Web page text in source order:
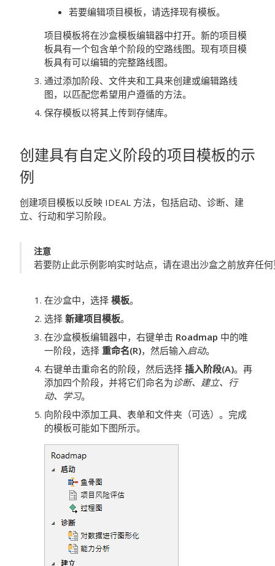
若要编辑项目模板，请选择现有模板。
项目模板将在沙盒模板编辑器中打开。新的项目模
板具有一个包含单个阶段的空路线图。现有项目模
板具有可以编辑的完整路线图。
通过添加阶段、文件夹和工具来创建或编辑路线
图，以匹配您希望用户遵循的方法。
保存模板以将其上传到存储库。
创建具有自定义阶段的项目模板的示
例
创建项目模板以反映 IDEAL 方法，包括启动、诊断、建
立、行动和学习阶段。
注意
若要防止此示例影响实时站点，请在退出沙盒之前放弃任
在沙盒中，选择 模板。
选择 新建项目模板。
在沙盒模板编辑器中，右键单击 Roadmap 中的唯
一阶段，选择 重命名(R)，然后输入启动。
右键单击重命名的阶段，然后选择 插入阶段(A)。再
添加四个阶段，并将它们命名为诊断、建立、行
动、学习。
向阶段中添加工具、表单和文件夹（可选）。完成
的模板可能如下图所示。